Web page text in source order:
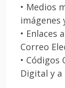
• Medios
imágenes
• Enlaces
Correo
• Códigos
Digital y